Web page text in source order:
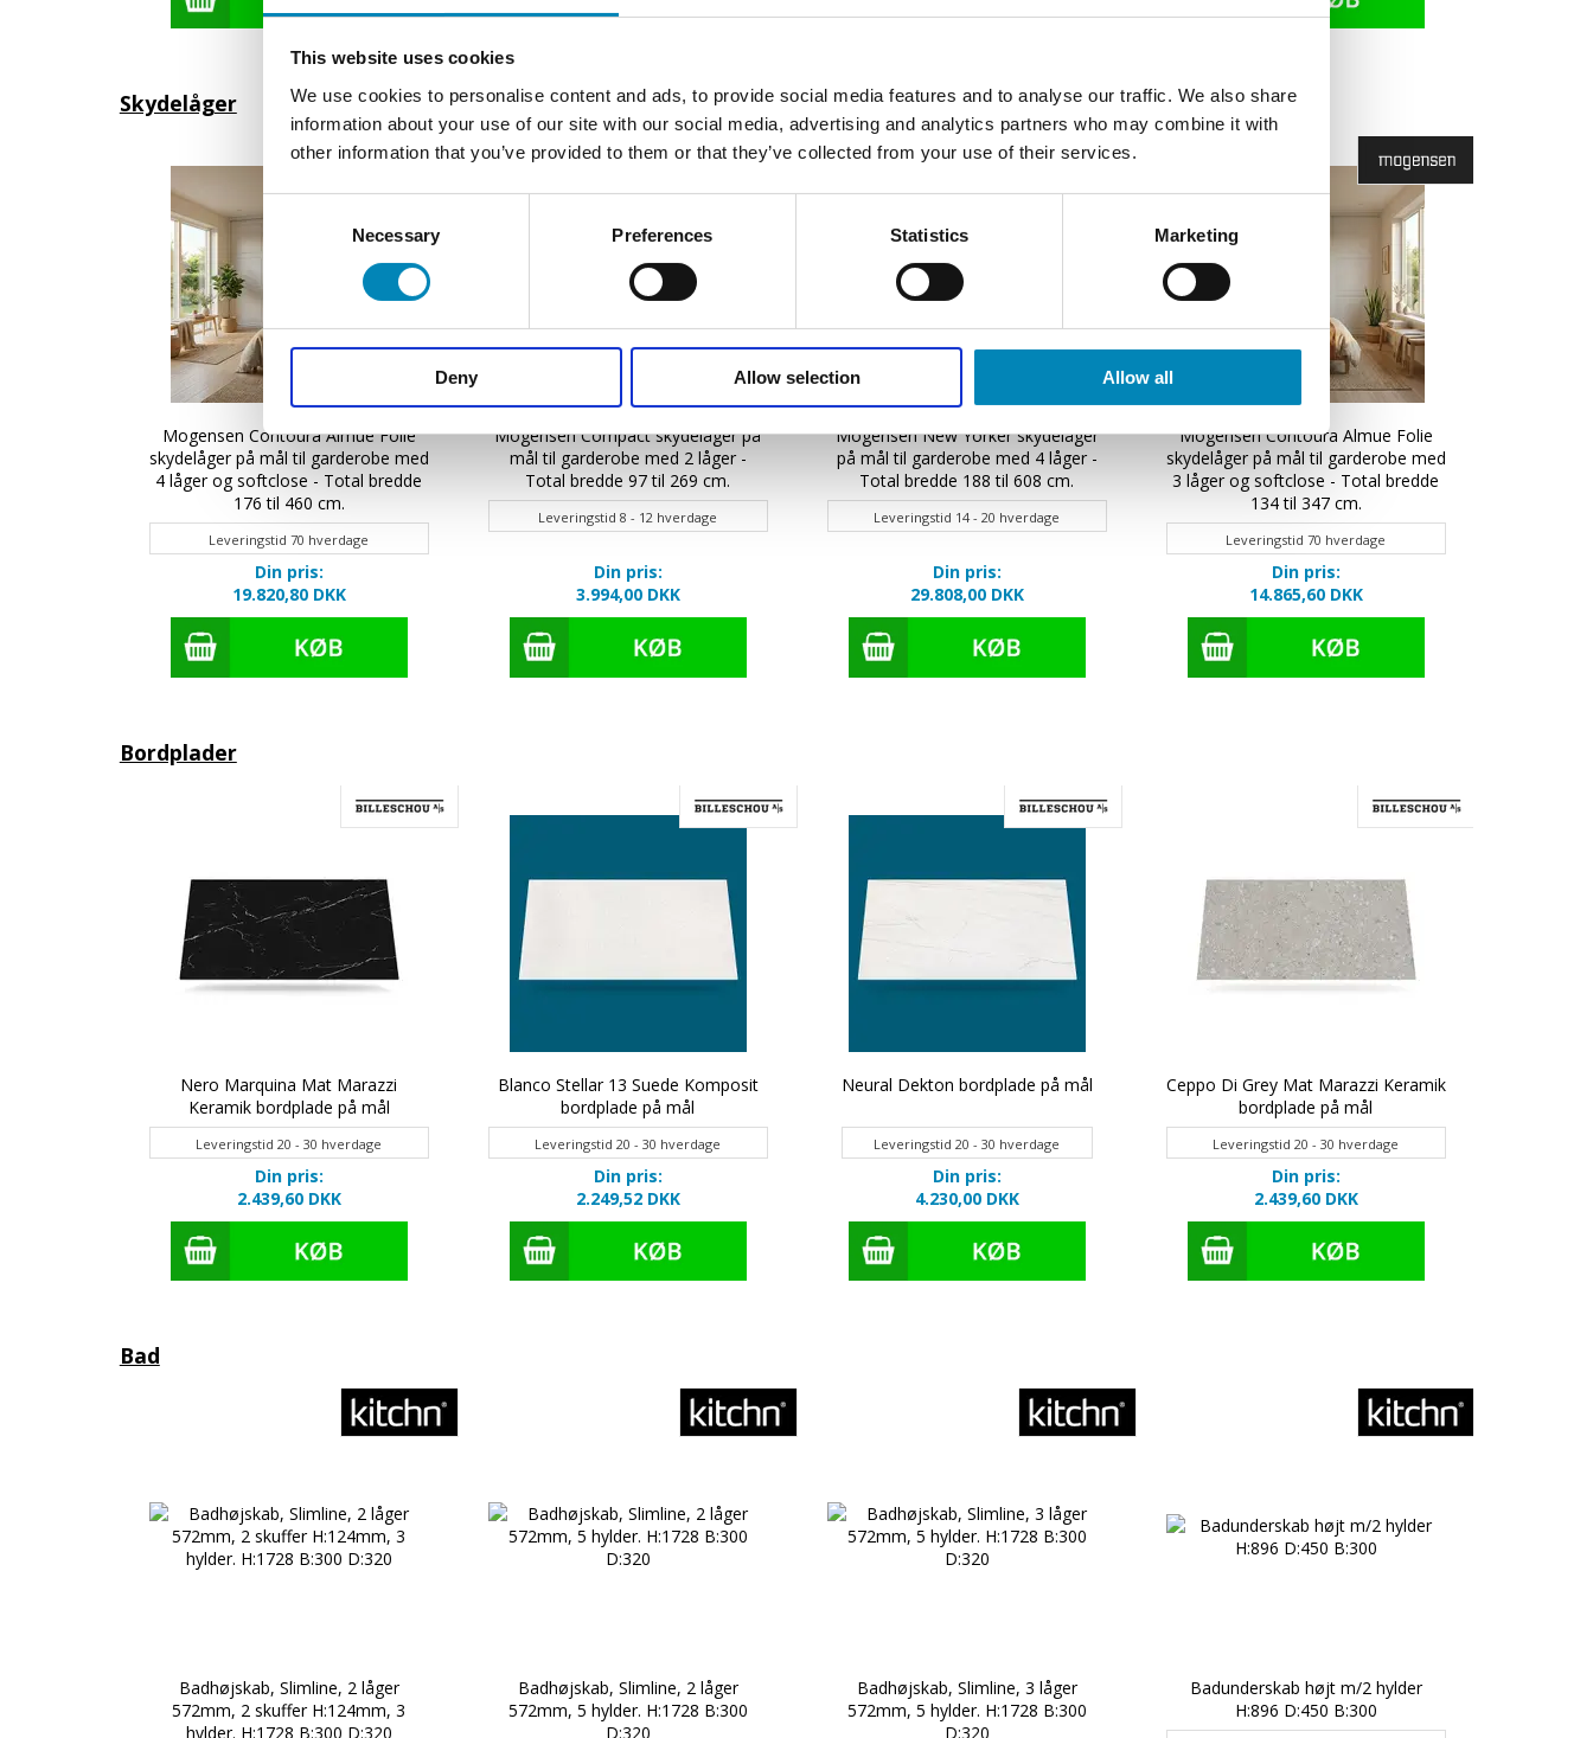
This website uses cookies
We use cookies to personalise content and ads, to provide social media features and to analyse our traffic. We also share
information about your use of our site with our social media, advertising and analytics partners who may combine it with
other information that you’ve provided to them or that they’ve collected from your use of their services.
Selection
Necessary Preferences Statistics Marketing
Deny Allow selection Allow all
Skydelåger
Mogensen Contoura Almue Folie
skydelåger på mål til garderobe med
4 låger og softclose - Total bredde
176 til 460 cm.
Leveringstid 70 hverdage
Din pris:
19.820,80 DKK
Mogensen Compact skydelåger på
mål til garderobe med 2 låger -
Total bredde 97 til 269 cm.
Leveringstid 8 - 12 hverdage
Din pris:
3.994,00 DKK
Mogensen New Yorker skydelåger
på mål til garderobe med 4 låger -
Total bredde 188 til 608 cm.
Leveringstid 14 - 20 hverdage
Din pris:
29.808,00 DKK
Mogensen Contoura Almue Folie
skydelåger på mål til garderobe med
3 låger og softclose - Total bredde
134 til 347 cm.
Leveringstid 70 hverdage
Din pris:
14.865,60 DKK
Bordplader
Nero Marquina Mat Marazzi
Keramik bordplade på mål
Leveringstid 20 - 30 hverdage
Din pris:
2.439,60 DKK
Blanco Stellar 13 Suede Komposit
bordplade på mål
Leveringstid 20 - 30 hverdage
Din pris:
2.249,52 DKK
Neural Dekton bordplade på mål
Leveringstid 20 - 30 hverdage
Din pris:
4.230,00 DKK
Ceppo Di Grey Mat Marazzi Keramik
bordplade på mål
Leveringstid 20 - 30 hverdage
Din pris:
2.439,60 DKK
Bad
Badhøjskab, Slimline, 2 låger
572mm, 2 skuffer H:124mm, 3
hylder. H:1728 B:300 D:320
Badhøjskab, Slimline, 2 låger
572mm, 5 hylder. H:1728 B:300
D:320
Badhøjskab, Slimline, 3 låger
572mm, 5 hylder. H:1728 B:300
D:320
Badunderskab højt m/2 hylder
H:896 D:450 B:300